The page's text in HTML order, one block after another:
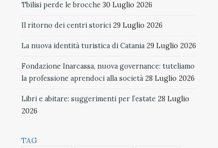
Tbilisi perde le brocche 30 Luglio 2026
Il ritorno dei centri storici 29 Luglio 2026
La nuova identità turistica di Catania 29 Luglio 2026
Fondazione Inarcassa, nuova governance: tuteliamo
la professione aprendoci alla società 28 Luglio 2026
Libri e abitare: suggerimenti per l’estate 28 Luglio
2026
TAG